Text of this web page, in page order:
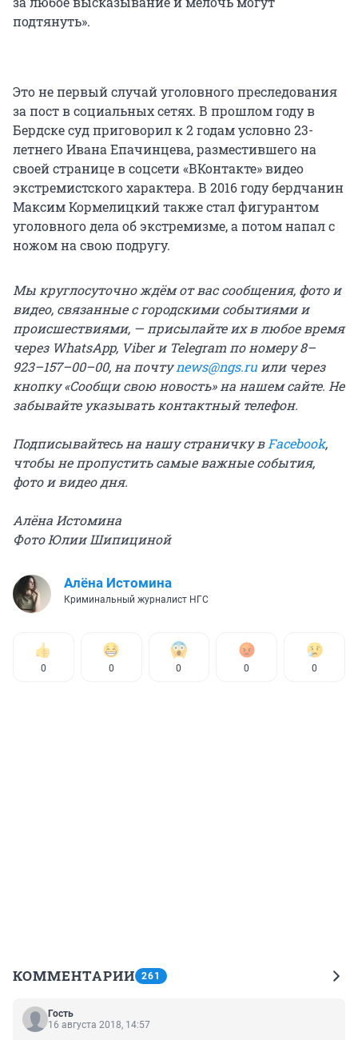
подтянуть».
Это не первый случай уголовного преследования
за пост в социальных сетях. В прошлом году в
Бердске суд приговорил к 2 годам условно 23-
летнего Ивана Епачинцева, разместившего на
своей странице в соцсети «ВКонтакте» видео
экстремистского характера. В 2016 году бердчанин
Максим Кормелицкий также стал фигурантом
уголовного дела об экстремизме, а потом напал с
ножом на свою подругу.
Мы круглосуточно ждём от вас сообщения, фото и
видео, связанные с городскими событиями и
происшествиями, — присылайте их в любое время
через WhatsApp, Viber и Telegram по номеру 8–
923–157–00–00, на почтуnews@ngs.ruили через
кнопку «Сообщи свою новость» на нашем сайте. Не
забывайте указывать контактный телефон.
Подписывайтесь на нашустраничку вFacebook,
чтобы не пропустить самые важные события,
фото и видео дня.
Алёна Истомина
ФотоЮлии Шипициной
Алёна Истомина
Криминальный журналист НГС
0 0 0 0 0
КОММЕНТАРИИ 261
Гость
16 августа 2018, 14:57